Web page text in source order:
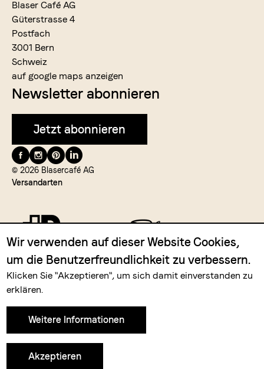
Blaser Café AG
Güterstrasse 4
Postfach
3001 Bern
Schweiz
auf google maps anzeigen
Newsletter abonnieren
Jetzt abonnieren
Folge
uns
auf
© 2026 Blasercafé AG
Versandarten
Zahlungsmittel
Wir verwenden auf dieser Website Cookies,
um die Benutzerfreundlichkeit zu verbessern.
Klicken Sie "Akzeptieren", um sich damit einverstanden zu
erklären.
Weitere Informationen
Akzeptieren